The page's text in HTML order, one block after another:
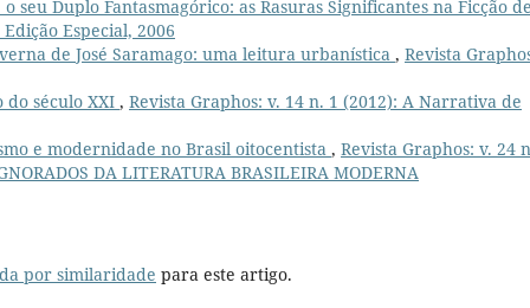
seu Duplo Fantasmagórico: as Rasuras Significantes na Ficção de
Especial, 2006
de José Saramago: uma leitura urbanística , Revista
século XXI , Revista Graphos: v. 14 n. 1 (2012): A Narrativa de
e modernidade no Brasil oitocentista , Revista Graphos: v. 24
DA LITERATURA BRASILEIRA MODERNA
por similaridade para este artigo.